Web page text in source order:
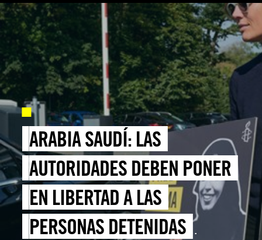
ARABIA SAUDÍ: LAS
AUTORIDADES DEBEN PONER
EN LIBERTAD A LAS
PERSONAS DETENIDAS